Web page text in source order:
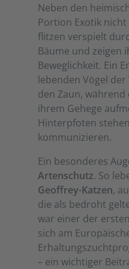
Neben den
Portion Exotik nicht
flitzen verspielt
Bäume und zeigen
Beweglichkeit. Ein
lebenden Vögel
den Zaun,
ihrem Gehege
Hinterpfoten
kommunizieren.
Ein besonderes
Artenschutz. So
Geoffrey-Katzen,
die als bedroht
war einer der
sich am
– ein wichtiger